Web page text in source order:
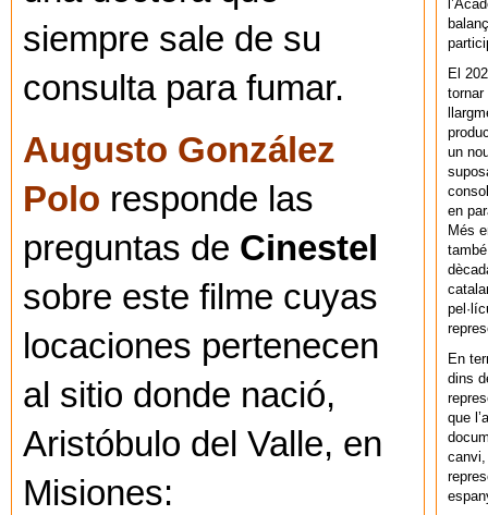
siempre sale de su
consulta para fumar.
Augusto González
Polo responde las
preguntas de Cinestel
sobre este filme cuyas
locaciones pertenecen
al sitio donde nació,
Aristóbulo del Valle, en
Misiones:
El
un
en
Més
En
dins
que
canvi,